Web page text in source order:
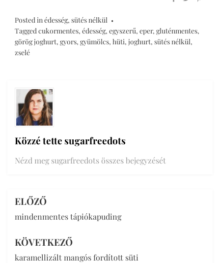
Posted in édesség, sütés nélkül
Tagged cukormentes, édesség, egyszerű, eper, gluténmentes,
görög joghurt, gyors, gyümölcs, hüti, joghurt, sütés nélkül,
zselé
Közzé tette sugarfreedots
Nézd meg sugarfreedots összes bejegyzését
Bejegyzés
navigáció
ELŐZŐ
mindenmentes tápiókapuding
KÖVETKEZŐ
karamellizált mangós fordított süti